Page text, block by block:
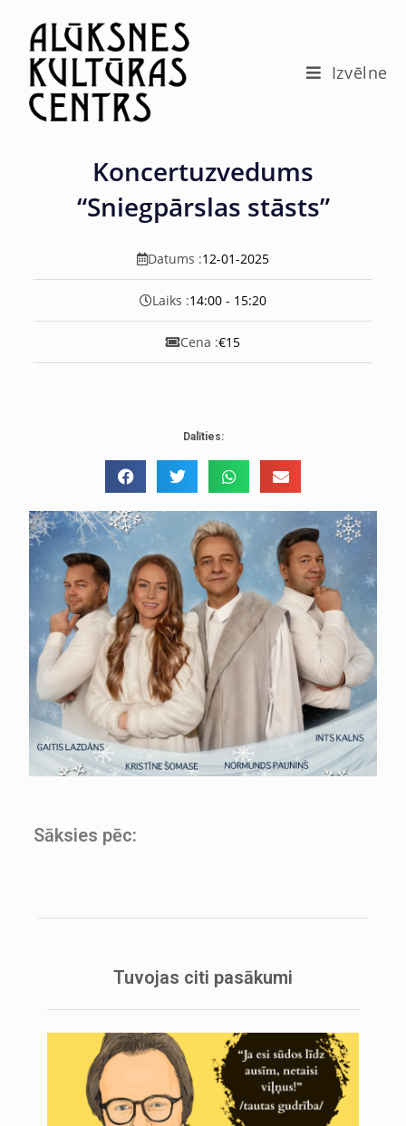
Izvēlne
Koncertuzvedums
“Sniegpārslas stāsts”
Datums :12-01-2025
Laiks :14:00 - 15:20
Cena :€15
Dalīties:
Sāksies pēc:
Tuvojas citi pasākumi